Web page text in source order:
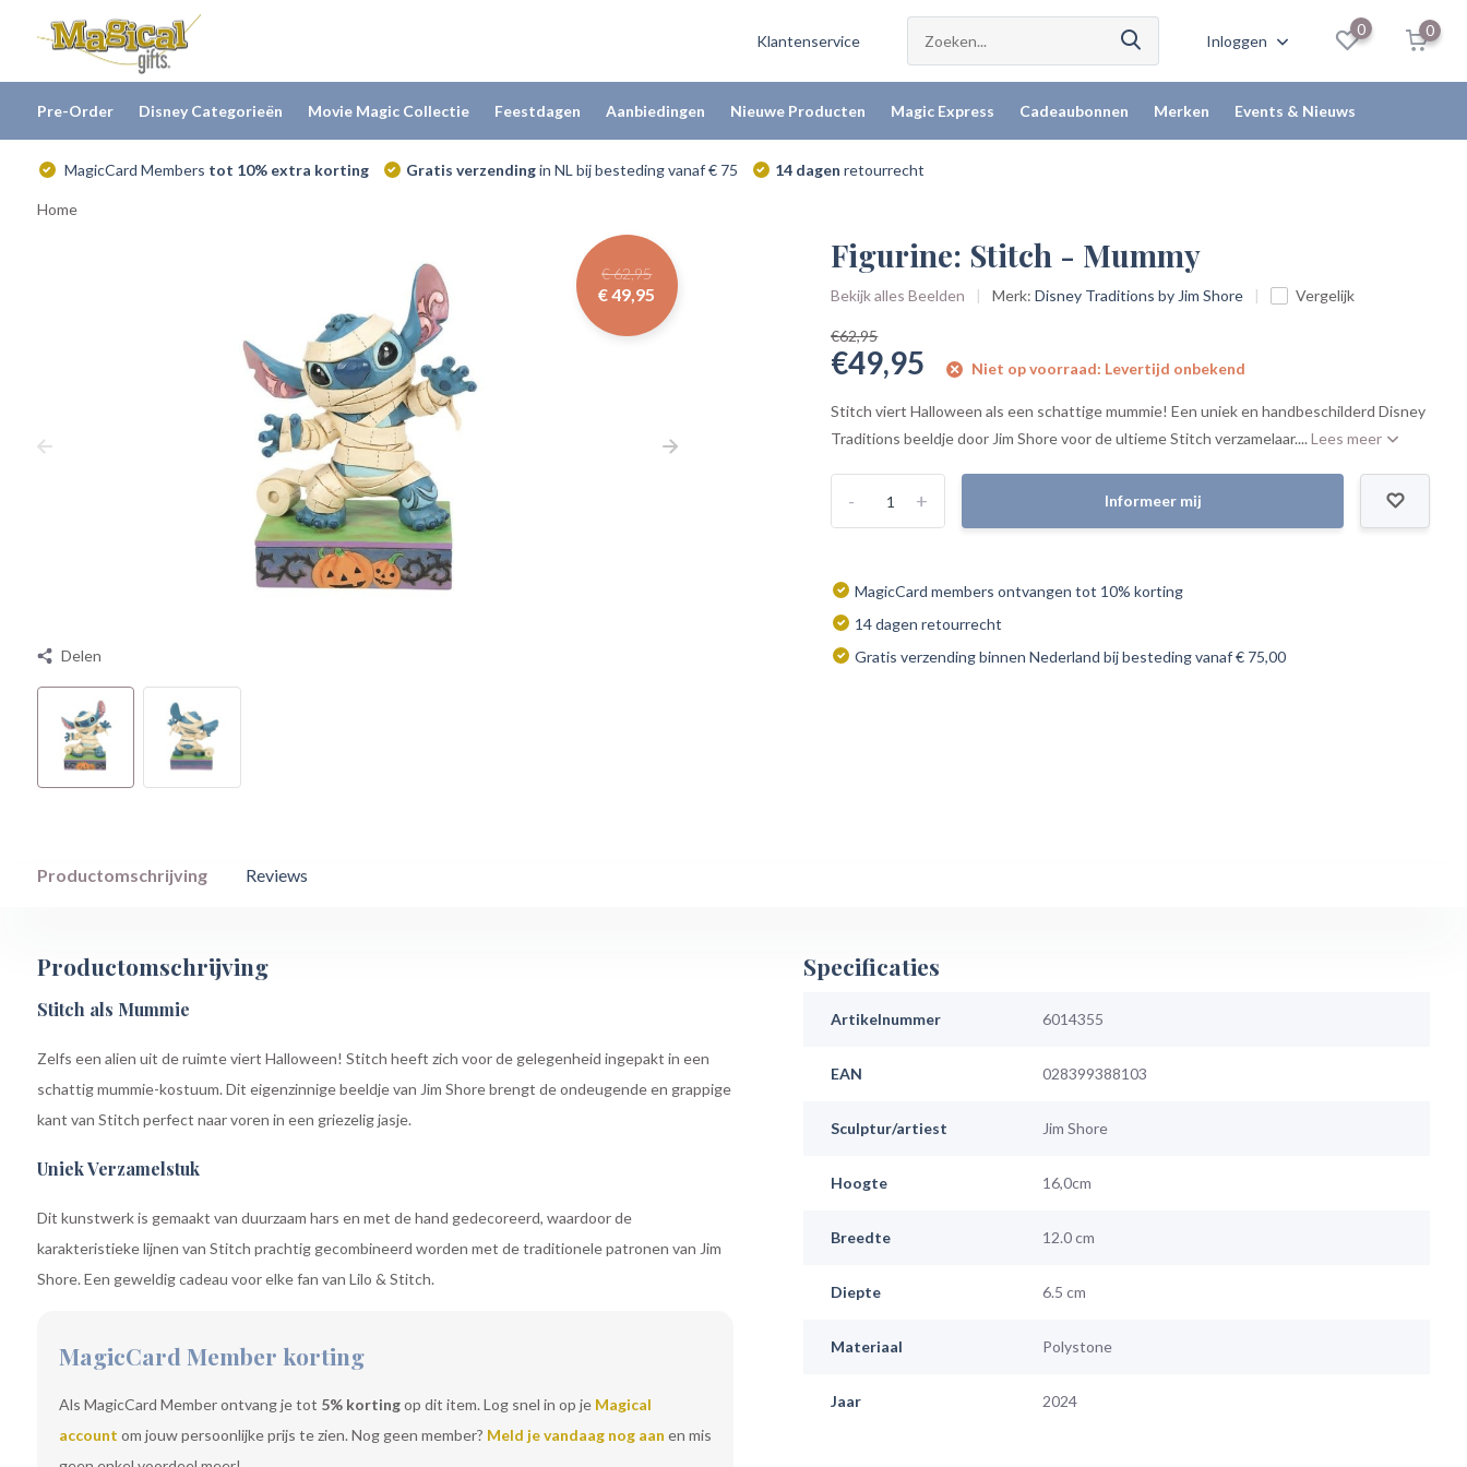
Klantenservice Inloggen
0 0
Pre-Order Disney Categorieën Movie Magic Collectie Feestdagen Aanbiedingen Nieuwe Producten Magic Express Cadeaubonnen Merken Events & Nieuws
MagicCard Members tot 10% extra korting Gratis verzendingin NL bij besteding vanaf € 75 14 dagen retourrecht
Home
€ 62,95
€ 49,95
Delen
Figurine: Stitch - Mummy
Bekijk alles Beelden Merk:Disney Traditions by Jim Shore Vergelijk
€62,95
€49,95 Niet op voorraad: Levertijd onbekend
Stitch viert Halloween als een schattige mummie! Een uniek en handbeschilderd Disney
Traditions beeldje door Jim Shore voor de ultieme Stitch verzamelaar....Lees meer
+
- Informeer mij
MagicCard members ontvangen tot 10% korting
14 dagen retourrecht
Gratis verzending binnen Nederland bij besteding vanaf € 75,00
Productomschrijving Reviews
Productomschrijving
Stitch als Mummie
Zelfs een alien uit de ruimte viert Halloween! Stitch heeft zich voor de gelegenheid ingepakt in een
schattig mummie-kostuum. Dit eigenzinnige beeldje van Jim Shore brengt de ondeugende en grappige
kant van Stitch perfect naar voren in een griezelig jasje.
Uniek Verzamelstuk
Dit kunstwerk is gemaakt van duurzaam hars en met de hand gedecoreerd, waardoor de
karakteristieke lijnen van Stitch prachtig gecombineerd worden met de traditionele patronen van Jim
Shore. Een geweldig cadeau voor elke fan van Lilo & Stitch.
MagicCard Member korting
Als MagicCard Member ontvang je tot 5% kortingop dit item. Log snel in op je Magical
account om jouw persoonlijke prijs te zien. Nog geen member? Meld je vandaag nog aan en mis
Specificaties
Artikelnummer 6014355
EAN 028399388103
Sculptur/artiest Jim Shore
Hoogte 16,0cm
Breedte 12.0 cm
Diepte 6.5 cm
Materiaal Polystone
Jaar 2024